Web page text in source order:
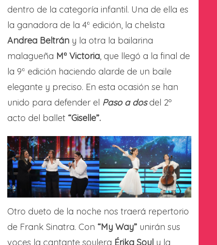
dentro de la categoría infantil. Una de ella es
la ganadora de la 4ª edición, la chelista
Andrea Beltrán y la otra la bailarina
malagueña Mª Victoria, que llegó a la final de
la 9ª edición haciendo alarde de un baile
elegante y preciso. En esta ocasión se han
unido para defender el Paso a dosdel 2º
acto del ballet “Giselle”.
Otro dueto de la noche nos traerá repertorio
de Frank Sinatra. Con “My Way” unirán sus
voces la cantante soulera Érika Soul y la